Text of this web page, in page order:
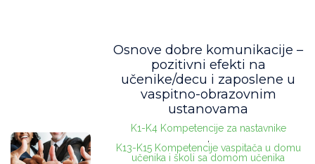
Osnove dobre komunikacije –
pozitivni efekti na
učenike/decu i zaposlene u
vaspitno-obrazovnim
ustanovama
K1-K4 Kompetencije za nastavnike
K13-K15 Kompetencije vaspitača u domu
učenika i školi sa domom učenika